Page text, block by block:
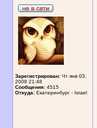
Зарегистрирован: Чт янв 03,
2008 21:48
Сообщения: 4515
Откуда: Екатеринбург - Israel